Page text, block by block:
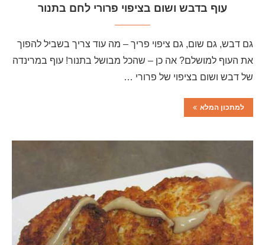
עוף בדבש ושום בציפוי פרורי לחם בתנור
גם דבש, גם שום, גם ציפוי פריך – מה עוד צריך בשביל להפוך
את העוף למושלם? אה כן – שהכל מבושל בתנור! עוף במרינדה
של דבש ושום בציפוי של פרורי …
למתכון המלא